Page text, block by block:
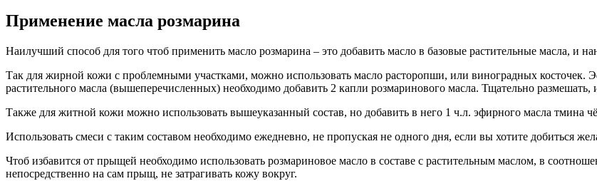
Применение масла розмарина
Наилучший способ для того чтоб применить масло розмарина – это добавить масло в базовые растительные масла, и
Так для жирной кожи с проблемными участками, можно использовать масло расторопши, или виноградных косточек.
растительного масла (вышеперечисленных) необходимо добавить 2 капли розмаринового масла. Тщательно
Также для житной кожи можно использовать вышеуказанный состав, но добавить в него 1 ч.л. эфирного масла тмина
Использовать смеси с таким составом необходимо ежедневно, не пропуская не одного дня, если вы хотите добиться
Чтоб избавится от прыщей необходимо использовать розмариновое масло в составе с растительным маслом, в
непосредственно на сам прыщ, не затрагивать кожу вокруг.